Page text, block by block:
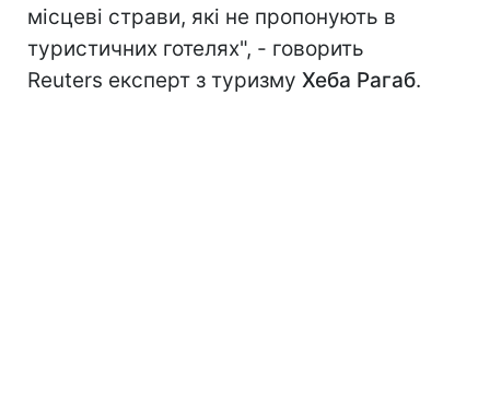
місцеві страви, які не пропонують в
туристичних готелях", - говорить
Reuters експерт з туризму Хеба Рагаб.